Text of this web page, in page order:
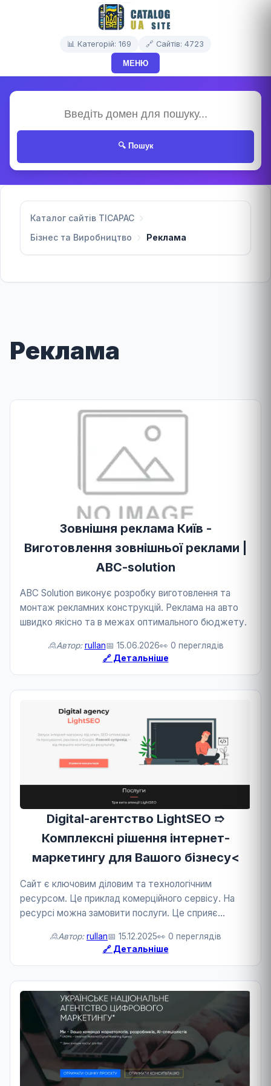
📊 Категорій: 169 🔗 Сайтів: 4723
МЕНЮ
🔍 Пошук
Каталог сайтів TICAPAC
Бізнес та Виробництво
Реклама
Реклама
Зовнішня реклама Київ -
Виготовлення зовнішньої реклами |
ABC-solution
ABC Solution виконує розробку виготовлення та
монтаж рекламних конструкцій. Реклама на авто
швидко якісно та в межах оптимального бюджету.
🙎Автор: rullan📅 15.06.2026👀 0 переглядів
🔗 Детальніше
Digital-агентство LightSEO ➱
Комплексні рішення інтернет-
маркетингу для Вашого бізнесу<
Сайт є ключовим діловим та технологічним
ресурсом. Це приклад комерційного сервісу. На
ресурсі можна замовити послуги. Це сприяє
🙎Автор: rullan📅 15.12.2025👀 0 переглядів
🔗 Детальніше